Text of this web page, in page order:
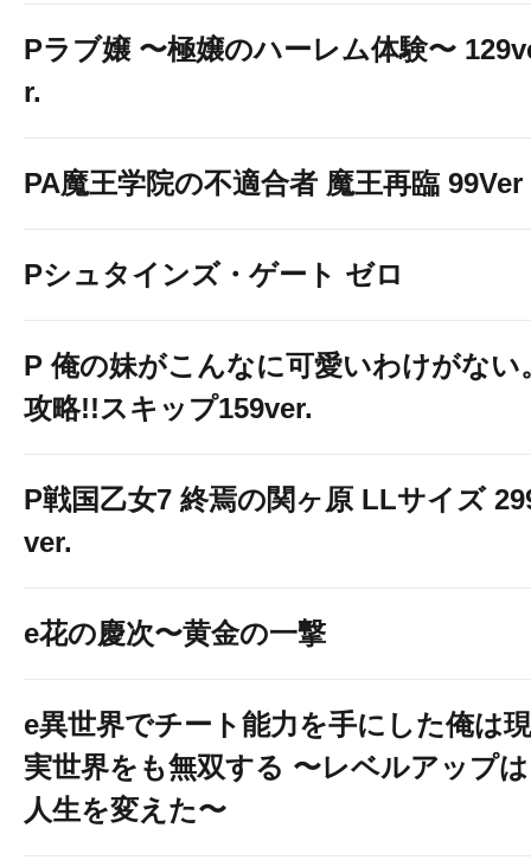
Pラブ嬢 〜極嬢のハーレム体験〜
r.
PA魔王学院の不適合者 魔王再臨 99Ver
Pシュタインズ・ゲート ゼロ
P 俺の妹がこんなに可愛いわけがない
攻略!!スキップ159ver.
P戦国乙女7 終焉の関ヶ原 LLサイズ
ver.
e花の慶次〜黄金の一撃
e異世界でチート能力を手にした俺は現
実世界をも無双する 〜レベルアップは
人生を変えた〜